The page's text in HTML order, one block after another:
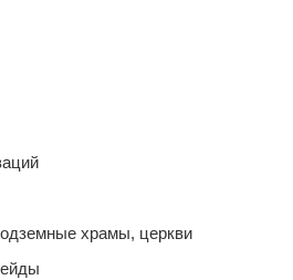
храмы, церкви